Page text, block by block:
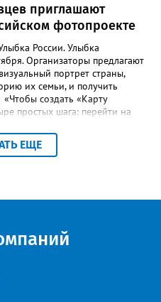
приглашают
фотопроекте
России. Улыбка
Организаторы предлагают
портрет страны,
их семьи, и получить
создать «Карту
простых шага: перейти на
с улыбкой – подойдёт портрет
нескольких поколений в
согласие с правилами
участников обещают
в Москве. Персональную
отмечают в оргкомитете,
ЕЩЕ